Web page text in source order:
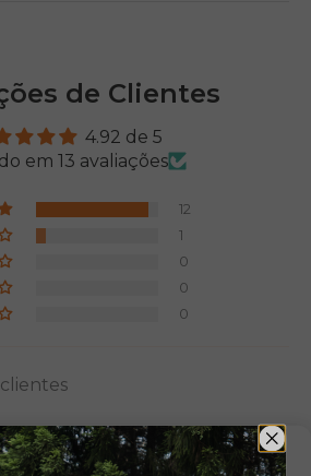
de Clientes
4.92 de 5
em 13 avaliações
12
1
0
0
0